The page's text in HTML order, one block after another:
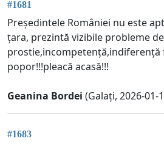
#1681
Președintele României nu este
țara, prezintă vizibile probleme de
popor!!!pleacă acasă!!!
Geanina Bordei (Galați, 2026-01-
#1683